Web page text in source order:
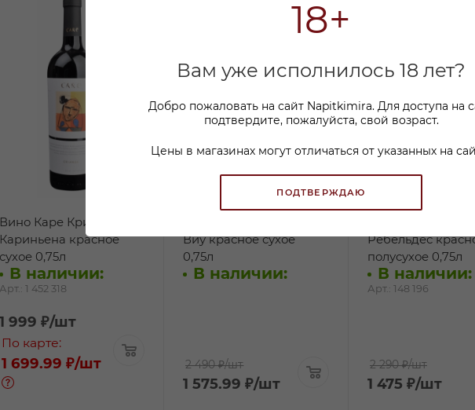
18+
Вам уже исполнилось 18 лет?
Добро пожаловать на сайт Napitkimira. Для доступа на
подтвердите, пожалуйста, свой возраст.
Цены в магазинах могут отличаться от указанных на
ПОДТВЕРЖДАЮ
Вино Каре Крианса
Кариньена красное
сухое 0,75л
В наличии:
Арт.: 1 452 318
1 999 ₽/шт
По карте:
1 699.99 ₽/шт
Виу красное сухое
0,75л
В наличии:
2 490 ₽/шт
1 575.99 ₽/шт
Ребельдес
полусухое 0,75л
В наличии:
Арт.: 148 196
2 290 ₽/шт
1 475 ₽/шт